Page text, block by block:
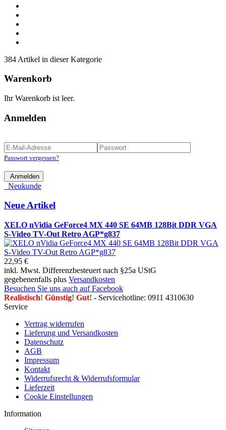
384 Artikel in dieser Kategorie
Warenkorb
Ihr Warenkorb ist leer.
Anmelden
Passwort vergessen?
Anmelden
Neukunde
Neue Artikel
XELO nVidia GeForce4 MX 440 SE 64MB 128Bit DDR VGA
S-Video TV-Out Retro AGP*g837
22,95 €
inkl. Mwst. Differenzbesteuert nach §25a UStG
gegebenenfalls plus Versandkosten
Besuchen Sie uns auch auf Facebook
Realistisch! Günstig! Gut! - Servicehotline: 0911 4310630
Service
Vertrag widerrufen
Lieferung und Versandkosten
Datenschutz
AGB
Impressum
Kontakt
Widerrufsrecht & Widerrufsformular
Lieferzeit
Cookie Einstellungen
Information